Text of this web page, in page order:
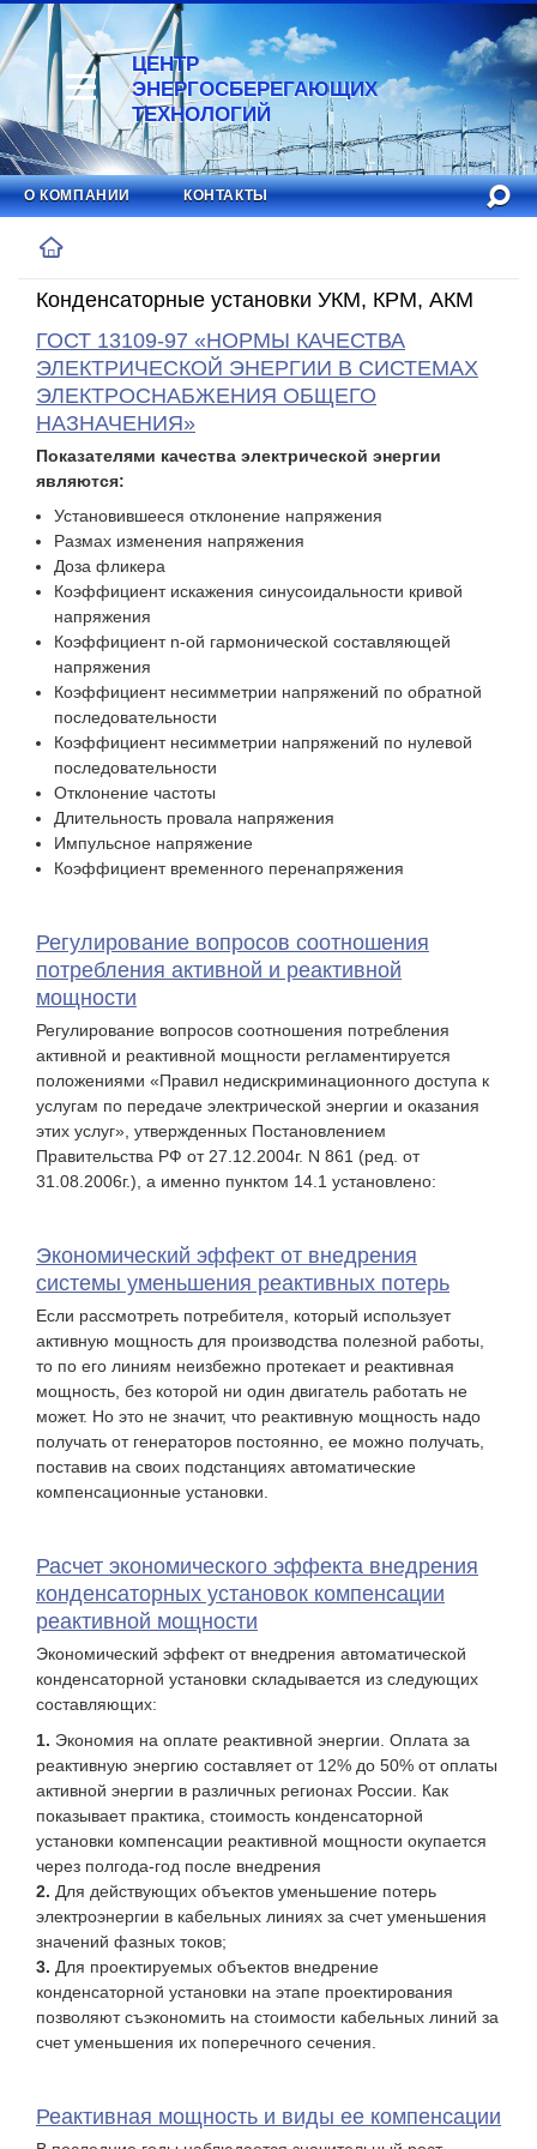
ЦЕНТР
ЭНЕРГОСБЕРЕГАЮЩИХ
ТЕХНОЛОГИЙ
О КОМПАНИИ КОНТАКТЫ
Конденсаторные установки УКМ, КРМ, АКМ
ГОСТ 13109-97 «НОРМЫ КАЧЕСТВА
ЭЛЕКТРИЧЕСКОЙ ЭНЕРГИИ В СИСТЕМАХ
ЭЛЕКТРОСНАБЖЕНИЯ ОБЩЕГО
НАЗНАЧЕНИЯ»
Показателями качества электрической энергии
являются:
Установившееся отклонение напряжения
Размах изменения напряжения
Доза фликера
Коэффициент искажения синусоидальности кривой
напряжения
Коэффициент n-ой гармонической составляющей
напряжения
Коэффициент несимметрии напряжений по обратной
последовательности
Коэффициент несимметрии напряжений по нулевой
последовательности
Отклонение частоты
Длительность провала напряжения
Импульсное напряжение
Коэффициент временного перенапряжения
Регулирование вопросов соотношения
потребления активной и реактивной
мощности
Регулирование вопросов соотношения потребления
активной и реактивной мощности регламентируется
положениями «Правил недискриминационного доступа к
услугам по передаче электрической энергии и оказания
этих услуг», утвержденных Постановлением
Правительства РФ от 27.12.2004г. N 861 (ред. от
31.08.2006г.), а именно пунктом 14.1 установлено:
Экономический эффект от внедрения
системы уменьшения реактивных потерь
Если рассмотреть потребителя, который использует
активную мощность для производства полезной работы,
то по его линиям неизбежно протекает и реактивная
мощность, без которой ни один двигатель работать не
может. Но это не значит, что реактивную мощность надо
получать от генераторов постоянно, ее можно получать,
поставив на своих подстанциях автоматические
компенсационные установки.
Расчет экономического эффекта внедрения
конденсаторных установок компенсации
реактивной мощности
Экономический эффект от внедрения автоматической
конденсаторной установки складывается из следующих
составляющих:
Экономия на оплате реактивной энергии. Оплата за
реактивную энергию составляет от 12% до 50% от оплаты
активной энергии в различных регионах России. Как
показывает практика, стоимость конденсаторной
установки компенсации реактивной мощности окупается
через полгода-год после внедрения
Для действующих объектов уменьшение потерь
электроэнергии в кабельных линиях за счет уменьшения
значений фазных токов;
Для проектируемых объектов внедрение
конденсаторной установки на этапе проектирования
позволяют съэкономить на стоимости кабельных линий за
счет уменьшения их поперечного сечения.
Реактивная мощность и виды ее компенсации